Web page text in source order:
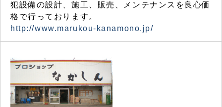
犯設備の設計、施工、販売、メンテナンスを良心価
格で行っております。
http://www.marukou-kanamono.jp/